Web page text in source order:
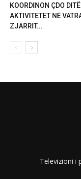
KOORDINON ÇDO DITË
AKTIVITETET NË
ZJARRIT...
Televizioni i